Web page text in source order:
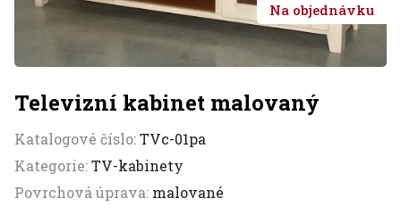
Na objednávku
Televizní kabinet malovaný
Katalogové číslo:TVc-01pa
Kategorie:TV-kabinety
Povrchová úprava: malované